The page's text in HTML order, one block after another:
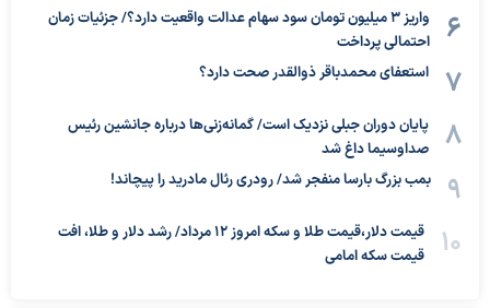
واریز ۳ میلیون تومان سود سهام عدالت واقعیت دارد؟/ جزئیات زمان
احتمالی پرداخت
استعفای محمدباقر ذوالقدر صحت دارد؟
پایان دوران جبلی نزدیک است/ گمانه‌زنی‌ها درباره جانشین رئیس
صداوسیما داغ شد
بمب بزرگ بارسا منفجر شد/ رودری رئال مادرید را پیچاند!
قیمت دلار،قیمت طلا و سکه امروز ۱۲ مرداد/ رشد دلار و طلا، افت
قیمت سکه امامی